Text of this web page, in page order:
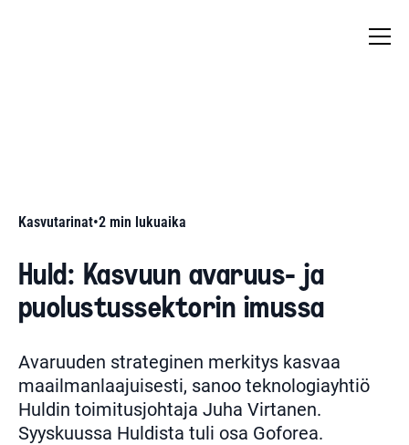
Kasvutarinat•2 min lukuaika
Huld: Kasvuun avaruus- ja
puolustussektorin imussa
Avaruuden strateginen merkitys kasvaa
maailmanlaajuisesti, sanoo teknologiayhtiö
Huldin toimitusjohtaja Juha Virtanen.
Syyskuussa Huldista tuli osa Goforea.